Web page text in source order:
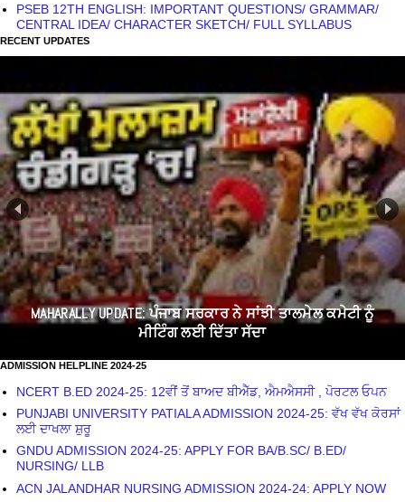
PSEB 12TH ENGLISH: IMPORTANT QUESTIONS/ GRAMMAR/
CENTRAL IDEA/ CHARACTER SKETCH/ FULL SYLLABUS
RECENT UPDATES
MAHARALLY UPDATE: ਪੰਜਾਬ ਸਰਕਾਰ ਨੇ ਸਾਂਝੀ ਤਾਲਮੇਲ ਕਮੇਟੀ ਨੂੰ
ਮੀਟਿੰਗ ਲਈ ਦਿੱਤਾ ਸੱਦਾ
ADMISSION HELPLINE 2024-25
NCERT B.ED 2024-25: 12ਵੀਂ ਤੋਂ ਬਾਅਦ ਬੀਐੱਡ, ਐਮਐਸਸੀ , ਪੋਰਟਲ ਓਪਨ
PUNJABI UNIVERSITY PATIALA ADMISSION 2024-25: ਵੱਖ ਵੱਖ ਕੋਰਸਾਂ
ਲਈ ਦਾਖਲਾ ਸ਼ੁਰੂ
GNDU ADMISSION 2024-25: APPLY FOR BA/B.SC/ B.ED/
NURSING/ LLB
ACN JALANDHAR NURSING ADMISSION 2024-24: APPLY NOW